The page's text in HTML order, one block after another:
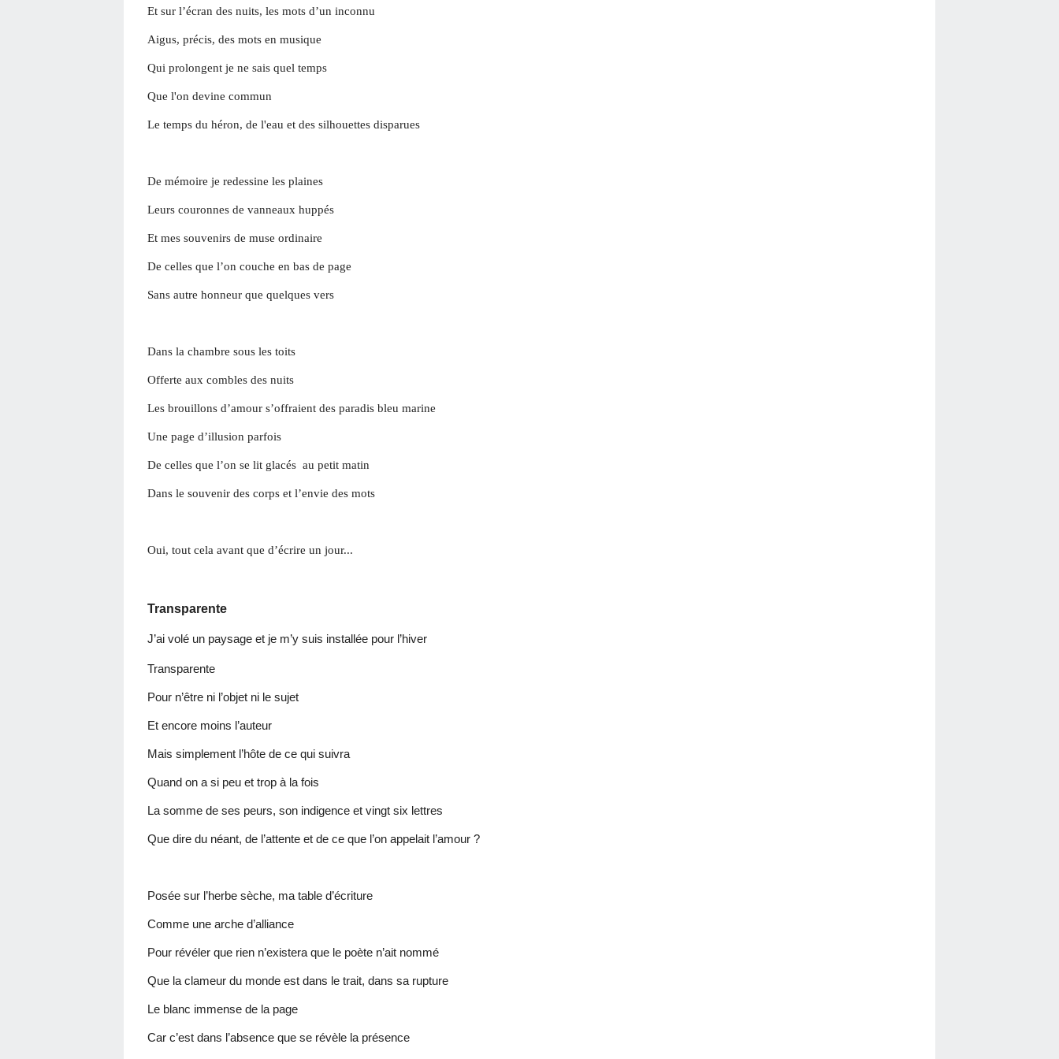
Et sur l’écran des nuits, les mots d’un inconnu
Aigus, précis, des mots en musique
Qui prolongent je ne sais quel temps
Que l'on devine commun
Le temps du héron, de l'eau et des silhouettes disparues
De mémoire je redessine les plaines
Leurs couronnes de vanneaux huppés
Et mes souvenirs de muse ordinaire
De celles que l’on couche en bas de page
Sans autre honneur que quelques vers
Dans la chambre sous les toits
Offerte aux combles des nuits
Les brouillons d’amour s’offraient des paradis bleu marine
Une page d’illusion parfois
De celles que l’on se lit glacés au petit matin
Dans le souvenir des corps et l’envie des mots
Oui, tout cela avant que d’écrire un jour...
Transparente
J’ai volé un paysage et je m’y suis installée pour l’hiver
Transparente
Pour n’être ni l’objet ni le sujet
Et encore moins l’auteur
Mais simplement l’hôte de ce qui suivra
Quand on a si peu et trop à la fois
La somme de ses peurs, son indigence et vingt six lettres
Que dire du néant, de l’attente et de ce que l’on appelait l’amour ?
Posée sur l’herbe sèche, ma table d’écriture
Comme une arche d’alliance
Pour révéler que rien n’existera que le poète n’ait nommé
Que la clameur du monde est dans le trait, dans sa rupture
Le blanc immense de la page
Car c’est dans l’absence que se révèle la présence